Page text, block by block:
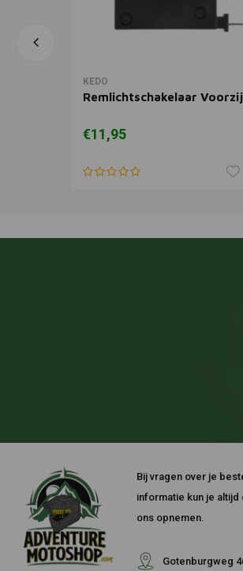
KEDO
Remlichtschakelaar
€11,95
Bij vragen over je
informatie kun je
ons opnemen.
Gotenburgweg